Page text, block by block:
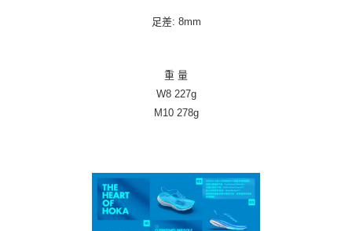
足差: 8mm
重 量
W8 227g
M10 278g